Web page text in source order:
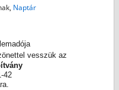
Naptár
vesszük az
42